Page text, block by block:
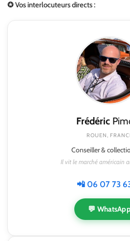
✪ Vos interlocuteurs directs :
Frédéric
ROUEN,
Conseiller &
Il vit le marché américain
📲 06 07 73
💬